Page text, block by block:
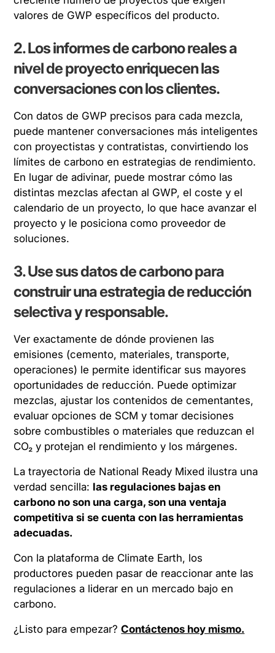
valores de GWP específicos del producto.
2. Los informes de carbono reales a
nivel de proyecto enriquecen las
conversaciones con los clientes.
Con datos de GWP precisos para cada mezcla,
puede mantener conversaciones más inteligentes
con proyectistas y contratistas, convirtiendo los
límites de carbono en estrategias de rendimiento.
En lugar de adivinar, puede mostrar cómo las
distintas mezclas afectan al GWP, el coste y el
calendario de un proyecto, lo que hace avanzar el
proyecto y le posiciona como proveedor de
soluciones.
3. Use sus datos de carbono para
construir una estrategia de reducción
selectiva y responsable.
Ver exactamente de dónde provienen las
emisiones (cemento, materiales, transporte,
operaciones) le permite identificar sus mayores
oportunidades de reducción. Puede optimizar
mezclas, ajustar los contenidos de cementantes,
evaluar opciones de SCM y tomar decisiones
sobre combustibles o materiales que reduzcan el
CO₂y protejan el rendimiento y los márgenes.
La trayectoria de National Ready Mixed ilustra una
verdad sencilla: las regulaciones bajas en
carbono no son una carga, son una ventaja
competitiva si se cuenta con las herramientas
adecuadas.
Con la plataforma de Climate Earth, los
productores pueden pasar de reaccionar ante las
regulaciones a liderar en un mercado bajo en
carbono.
¿Listo para empezar?Contáctenos hoy mismo.